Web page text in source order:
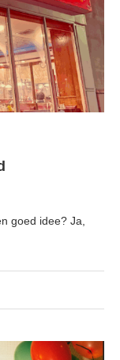
goed idee? Ja,